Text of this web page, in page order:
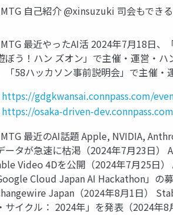
自己紹介 @xinsuzuki 司会もでき
最近やったAI活 2024年7月18日
ぼう！ハン ズオン」で主催・運営・
「58ハッカソン事前説明会」で主催
https://gdgkwansai.connpass.com/
https://osaka-driven-
最近のAI話題 Apple, NVIDIA,
ータが急速に枯渇（2024年7月23日）
Video 4Dを公開（2024年7月25日
Cloud Japan AI Hackathon」の
Japan（2024年8月1日）
サイクル： 2024年」を発表（2024年